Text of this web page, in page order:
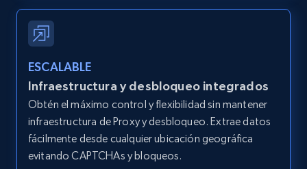
Amazon products global dataset - Collects
products by best sellers category URL
Title, Seller name, Brand, Description, Initial
price, Currency, Availability, Reviews count, and
more.
ESCALABLE
Infraestructura y desbloqueo integrados
Obtén el máximo control y flexibilidad sin mantener
infraestructura de Proxy y desbloqueo. Extrae datos
fácilmente desde cualquier ubicación geográfica
evitando CAPTCHAs y bloqueos.